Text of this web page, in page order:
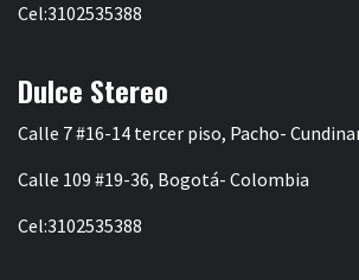
Cel:3102535388
Dulce Stereo
Calle 7 #16-14 tercer piso, Pacho-
Calle 109 #19-36, Bogotá- Colombia
Cel:3102535388